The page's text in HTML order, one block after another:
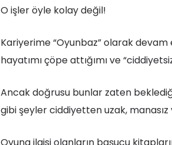
O işler öyle kolay değil!
Kariyerime “Oyunbaz” olarak devam
hayatımı çöpe attığımı ve
Ancak doğrusu bunlar zaten
gibi şeyler ciddiyetten uzak, manasız
Oyuna ilgisi olanların başucu